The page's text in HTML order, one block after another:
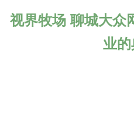
视界牧场 聊城大众
业